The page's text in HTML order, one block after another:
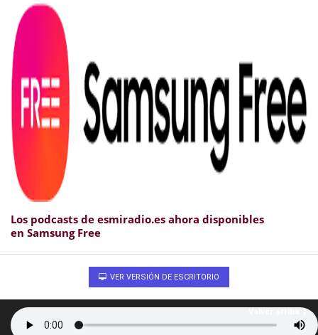
Los podcasts de esmiradio.es ahora disponibles
en Samsung Free
VER VERSIÓN DE ESCRITORIO